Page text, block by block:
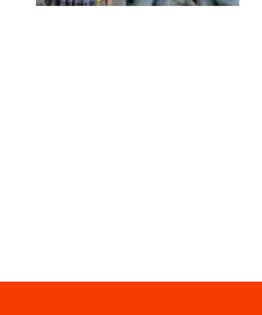
subtítulos